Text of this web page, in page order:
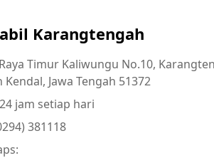
Karangtengah
Timur Kaliwungu No.10,
Jawa Tengah 51372
jam setiap hari
381118